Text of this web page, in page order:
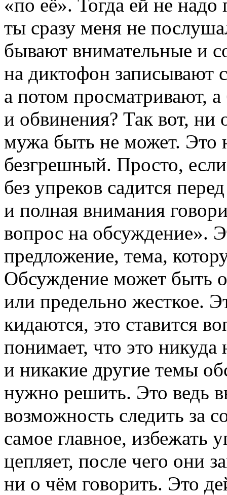
«по её». Тогда ей не
ты сразу меня не
бывают внимательные и
на диктофон записывают
а потом просматривают,
и обвинения? Так вот, ни
мужа быть не может. Это
безгрешный. Просто,
без упреков садится
и полная внимания
вопрос на обсуждение».
предложение, тема,
Обсуждение может быть
или предельно жесткое.
кидаются, это ставится
понимает, что это никуда
и никакие другие темы
нужно решить. Это ведь
возможность следить за
самое главное, избежать
цепляет, после чего они
ни о чём говорить. Это